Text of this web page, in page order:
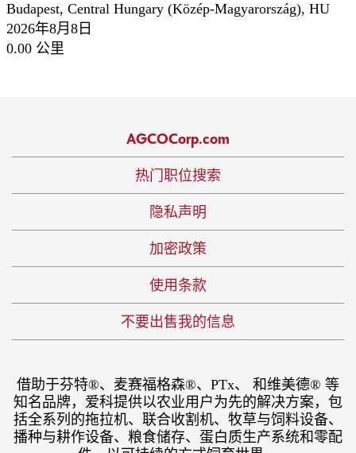
Budapest, Central Hungary (Közép-Magyarország), HU
2026年8月8日
0.00 公里
AGCOCorp.com
热门职位搜索
隐私声明
加密政策
使用条款
不要出售我的信息
借助于芬特®、麦赛福格森®、PTx、 和维美德® 等
知名品牌，爱科提供以农业用户为先的解决方案，包
括全系列的拖拉机、联合收割机、牧草与饲料设备、
播种与耕作设备、粮食储存、蛋白质生产系统和零配